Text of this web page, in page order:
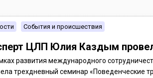
События и происшествия
ЦЛП Юлия Каздым
развития международного
трехдневный семинар «Поведенческие